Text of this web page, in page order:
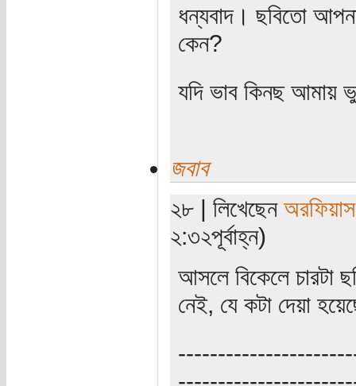
ধন্যবাদ। ছবিতো
কেন?
যদি ভাব কিনছ আমায়
জবাব
২৮ | লিখেছেন অরফিয়াস
২:৩২পূর্বাহ্ন)
আসলে বিকেলে চারটা
নেই, যে কটা দেয়া